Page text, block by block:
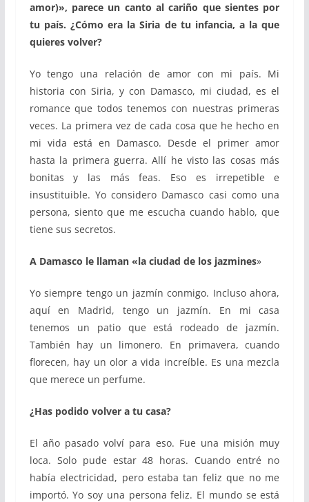
amor)», parece un canto al cariño que sientes por
tu país. ¿Cómo era la Siria de tu infancia, a la que
quieres volver?
Yo tengo una relación de amor con mi país. Mi
historia con Siria, y con Damasco, mi ciudad, es el
romance que todos tenemos con nuestras primeras
veces. La primera vez de cada cosa que he hecho en
mi vida está en Damasco. Desde el primer amor
hasta la primera guerra. Allí he visto las cosas más
bonitas y las más feas. Eso es irrepetible e
insustituible. Yo considero Damasco casi como una
persona, siento que me escucha cuando hablo, que
tiene sus secretos.
A Damasco le llaman «la ciudad de los jazmines»
Yo siempre tengo un jazmín conmigo. Incluso ahora,
aquí en Madrid, tengo un jazmín. En mi casa
tenemos un patio que está rodeado de jazmín.
También hay un limonero. En primavera, cuando
florecen, hay un olor a vida increíble. Es una mezcla
que merece un perfume.
¿Has podido volver a tu casa?
El año pasado volví para eso. Fue una misión muy
loca. Solo pude estar 48 horas. Cuando entré no
había electricidad, pero estaba tan feliz que no me
importó. Yo soy una persona feliz. El mundo se está